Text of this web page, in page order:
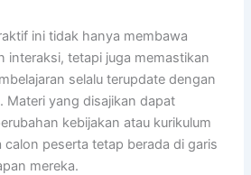
ini tidak hanya membawa
interaksi, tetapi juga memastikan
selalu terupdate dengan
Materi yang disajikan dapat
kebijakan atau kurikulum
calon peserta tetap berada di garis
mereka.